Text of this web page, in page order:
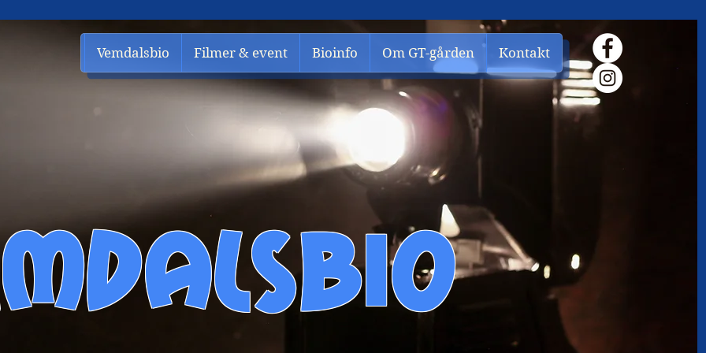
Vemdalsbio Filmer & event Bioinfo Om GT-gården Kontakt